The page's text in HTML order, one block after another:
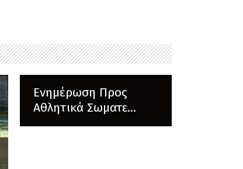
Ενημέρωση Προς
Αθλητικά Σωματε...